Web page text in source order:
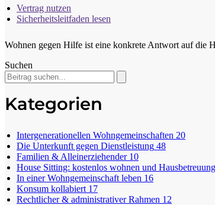
Vertrag nutzen
Sicherheitsleitfaden lesen
Wohnen gegen Hilfe ist eine konkrete Antwort auf die
Suchen
Kategorien
Intergenerationellen Wohngemeinschaften 20
Die Unterkunft gegen Dienstleistung 48
Familien & Alleinerziehender 10
House Sitting: kostenlos wohnen und Hausbetreuung
In einer Wohngemeinschaft leben 16
Konsum kollabiert 17
Rechtlicher & administrativer Rahmen 12